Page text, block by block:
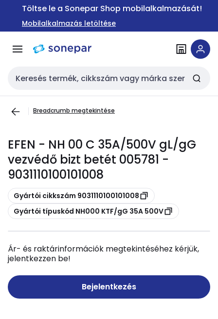
Ugrás a
Ugrás a
tartalomra
Töltse le a Sonepar Shop mobilalkalmazását!
Mobilalkalmazás letöltése
Keresési bemenet
Breadcrumb megtekintése
EFEN - NH 00 C 35A/500V gL/gG
vezvédő bizt betét 005781 -
9031110100101008
Másolás
Gyártói cikkszám 9031110100101008
Másolás
Gyártói típuskód NH000 KTF/gG 35A 500V
Ár- és raktárinformációk megtekintéséhez kérjük,
jelentkezzen be!
Bejelentkezés